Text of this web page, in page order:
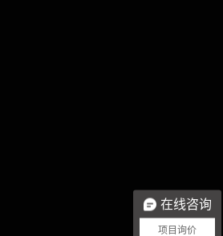
在线咨询
项目询价